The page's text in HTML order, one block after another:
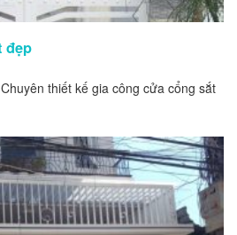
đẹp
thiết kế gia công cửa cổng sắt